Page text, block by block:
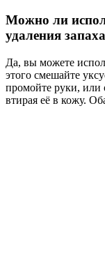
Можно ли
удаления
Да, вы можете
этого смешайте
промойте руки, или
втирая её в кожу.